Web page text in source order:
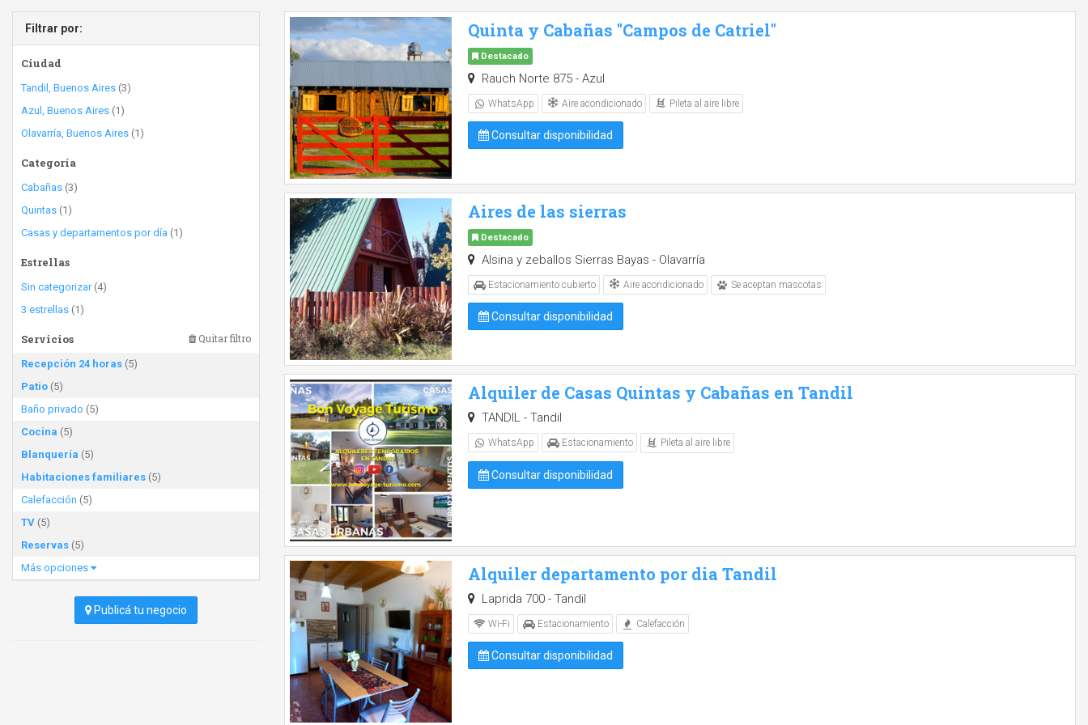
Filtrar por:
Ciudad
Tandil, Buenos Aires (3)
Azul, Buenos Aires (1)
Olavarría, Buenos Aires (1)
Categoría
Cabañas (3)
Quintas (1)
Casas y departamentos por día (1)
Estrellas
Sin categorizar(4)
3 estrellas (1)
Servicios Quitar filtro
Recepción 24 horas (5)
Patio (5)
Baño privado (5)
Cocina (5)
Blanquería (5)
Habitaciones familiares (5)
Calefacción (5)
TV (5)
Reservas (5)
Más opciones
Publicá tu negocio
Quinta y Cabañas "Campos de Catriel"
Destacado
Rauch Norte 875 - Azul
WhatsApp Aire acondicionado Pileta al aire libre
Consultar disponibilidad
Aires de las sierras
Destacado
Alsina y zeballos Sierras Bayas - Olavarría
Estacionamiento cubierto Aire acondicionado Se aceptan mascotas
Consultar disponibilidad
Alquiler de Casas Quintas y Cabañas en Tandil
TANDIL - Tandil
WhatsApp Estacionamiento Pileta al aire libre
Consultar disponibilidad
Alquiler departamento por dia Tandil
Laprida 700 - Tandil
Wi-Fi Estacionamiento Calefacción
Consultar disponibilidad